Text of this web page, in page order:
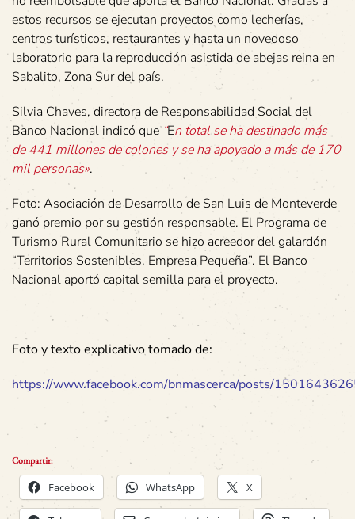
estos recursos se ejecutan proyectos como lecherías,
centros turísticos, restaurantes y hasta un novedoso
laboratorio para la reproducción asistida de abejas reina en
Sabalito, Zona Sur del país.
Silvia Chaves, directora de Responsabilidad Social del
Banco Nacional indicó que“En total se ha destinado más
de 441 millones de colones y se ha apoyado a más de 170
mil personas».
Foto: Asociación de Desarrollo de San Luis de Monteverde
ganó premio por su gestión responsable. El Programa de
Turismo Rural Comunitario se hizo acreedor del galardón
“Territorios Sostenibles, Empresa Pequeña”. El Banco
Nacional aportó capital semilla para el proyecto.
Foto y texto explicativo tomado de:
https://www.facebook.com/bnmascerca/posts/
Compartir:
Facebook WhatsApp X